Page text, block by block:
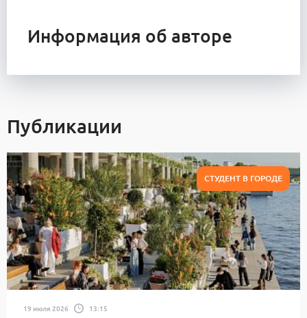
Информация об авторе
Публикации
СТУДЕНТ В ГОРОДЕ
19 июля 2026 13:15